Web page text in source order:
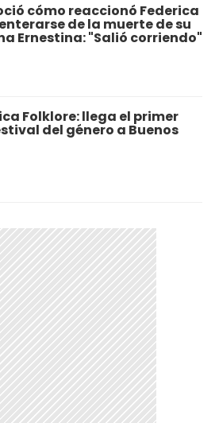
cómo reaccionó Federica
de la muerte de su
Ernestina: "Salió corriendo"
Folklore: llega el primer
del género a Buenos